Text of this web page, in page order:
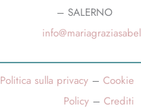
– SALERNO
Politica sulla privacy – Cookie
Policy – Crediti